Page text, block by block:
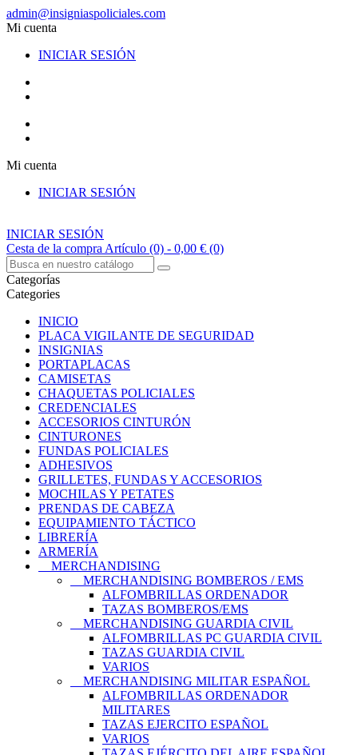
admin@insigniaspoliciales.com
Mi cuenta
INICIAR SESIÓN
Mi cuenta
INICIAR SESIÓN
INICIAR SESIÓN
Cesta de la compra Artículo (0) - 0,00 € (0)
Categorías
Categories
INICIO
PLACA VIGILANTE DE SEGURIDAD
INSIGNIAS
PORTAPLACAS
CAMISETAS
CHAQUETAS POLICIALES
CREDENCIALES
ACCESORIOS CINTURÓN
CINTURONES
FUNDAS POLICIALES
ADHESIVOS
GRILLETES, FUNDAS Y ACCESORIOS
MOCHILAS Y PETATES
PRENDAS DE CABEZA
EQUIPAMIENTO TÁCTICO
LIBRERÍA
ARMERÍA
MERCHANDISING
MERCHANDISING BOMBEROS / EMS
ALFOMBRILLAS ORDENADOR
TAZAS BOMBEROS/EMS
MERCHANDISING GUARDIA CIVIL
ALFOMBRILLAS PC GUARDIA CIVIL
TAZAS GUARDIA CIVIL
VARIOS
MERCHANDISING MILITAR ESPAÑOL
ALFOMBRILLAS ORDENADOR
MILITARES
TAZAS EJERCITO ESPAÑOL
VARIOS